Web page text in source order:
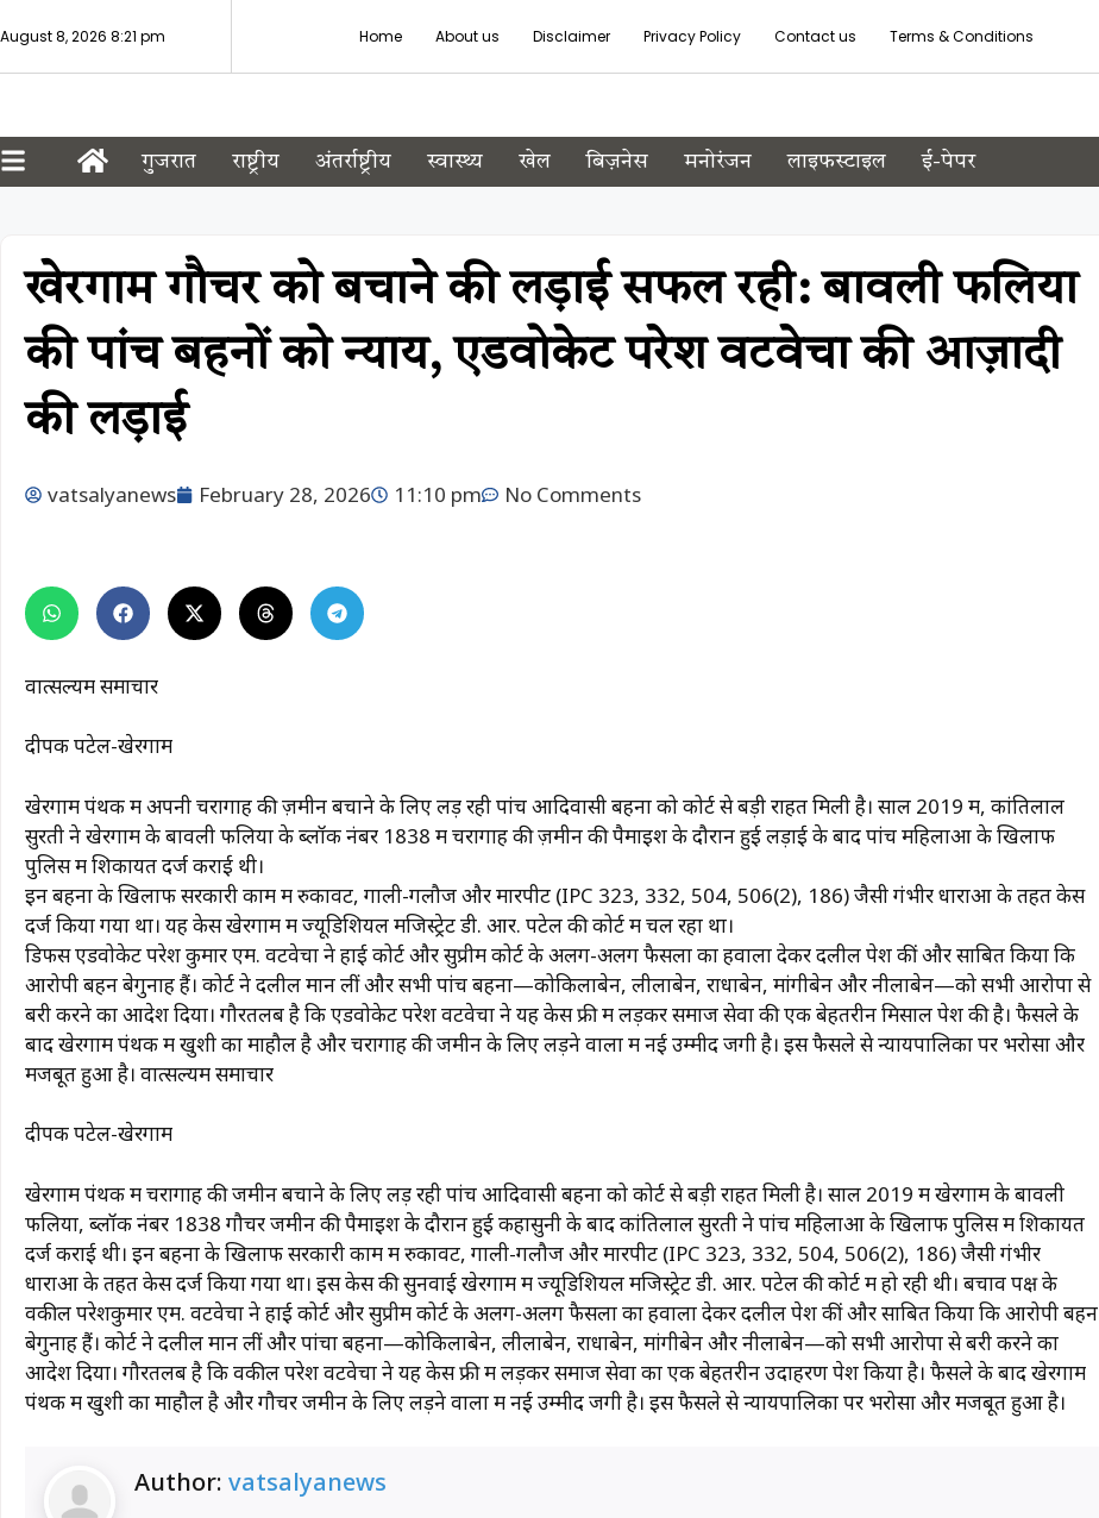
August 8, 2026 8:21 pm Home About us Disclaimer Privacy Policy Contact us Terms & Conditions
गुजरात राष्ट्रीय अंतर्राष्ट्रीय स्वास्थ्य खेल बिज़नेस मनोरंजन लाइफस्टाइल ई-पेपर
खेरगाम गौचर को बचाने की लड़ाई सफल रही: बावली फलिया
की पांच बहनों को न्याय, एडवोकेट परेश वटवेचा की आज़ादी
की लड़ाई
vatsalyanews February 28, 2026 11:10 pm No Comments
वात्सल्यम समाचार
दीपक पटेल-खेरगाम
खेरगाम पंथक में अपनी चरागाह की ज़मीन बचाने के लिए लड़ रही पांच आदिवासी बहनों को कोर्ट से बड़ी राहत मिली है। साल 2019 में, कांतिलाल
सुरती ने खेरगाम के बावली फलिया के ब्लॉक नंबर 1838 में चरागाह की ज़मीन की पैमाइश के दौरान हुई लड़ाई के बाद पांच महिलाओं के खिलाफ
पुलिस में शिकायत दर्ज कराई थी।
इन बहनों के खिलाफ सरकारी काम में रुकावट, गाली-गलौज और मारपीट (IPC 323, 332, 504, 506(2), 186) जैसी गंभीर धाराओं के तहत केस
दर्ज किया गया था। यह केस खेरगाम में ज्यूडिशियल मजिस्ट्रेट डी. आर. पटेल की कोर्ट में चल रहा था।
डिफेंस एडवोकेट परेश कुमार एम. वटवेचा ने हाई कोर्ट और सुप्रीम कोर्ट के अलग-अलग फैसलों का हवाला देकर दलीलें पेश कीं और साबित किया कि
आरोपी बहनें बेगुनाह हैं। कोर्ट ने दलीलें मान लीं और सभी पांच बहनों—कोकिलाबेन, लीलाबेन, राधाबेन, मांगीबेन और नीलाबेन—को सभी आरोपों से
बरी करने का आदेश दिया। गौरतलब है कि एडवोकेट परेश वटवेचा ने यह केस फ्री में लड़कर समाज सेवा की एक बेहतरीन मिसाल पेश की है। फैसले के
बाद खेरगाम पंथक में खुशी का माहौल है और चरागाह की जमीन के लिए लड़ने वालों में नई उम्मीद जगी है। इस फैसले से न्यायपालिका पर भरोसा और
मजबूत हुआ है। वात्सल्यम समाचार
दीपक पटेल-खेरगाम
खेरगाम पंथक में चरागाह की जमीन बचाने के लिए लड़ रही पांच आदिवासी बहनों को कोर्ट से बड़ी राहत मिली है। साल 2019 में खेरगाम के बावली
फलिया, ब्लॉक नंबर 1838 गौचर जमीन की पैमाइश के दौरान हुई कहासुनी के बाद कांतिलाल सुरती ने पांच महिलाओं के खिलाफ पुलिस में शिकायत
दर्ज कराई थी। इन बहनों के खिलाफ सरकारी काम में रुकावट, गाली-गलौज और मारपीट (IPC 323, 332, 504, 506(2), 186) जैसी गंभीर
धाराओं के तहत केस दर्ज किया गया था। इस केस की सुनवाई खेरगाम में ज्यूडिशियल मजिस्ट्रेट डी. आर. पटेल की कोर्ट में हो रही थी। बचाव पक्ष के
वकील परेशकुमार एम. वटवेचा ने हाई कोर्ट और सुप्रीम कोर्ट के अलग-अलग फैसलों का हवाला देकर दलीलें पेश कीं और साबित किया कि आरोपी बहनें
बेगुनाह हैं। कोर्ट ने दलीलें मान लीं और पांचों बहनों—कोकिलाबेन, लीलाबेन, राधाबेन, मांगीबेन और नीलाबेन—को सभी आरोपों से बरी करने का
आदेश दिया। गौरतलब है कि वकील परेश वटवेचा ने यह केस फ्री में लड़कर समाज सेवा का एक बेहतरीन उदाहरण पेश किया है। फैसले के बाद खेरगाम
पंथक में खुशी का माहौल है और गौचर जमीन के लिए लड़ने वालों में नई उम्मीद जगी है। इस फैसले से न्यायपालिका पर भरोसा और मजबूत हुआ है।
Author: vatsalyanews